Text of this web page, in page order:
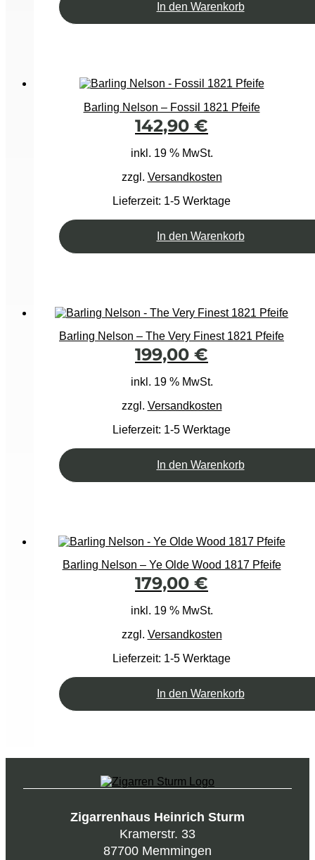
In den Warenkorb
Barling Nelson – Fossil 1821 Pfeife
142,90 €
inkl. 19 % MwSt.
zzgl. Versandkosten
Lieferzeit: 1-5 Werktage
In den Warenkorb
Barling Nelson – The Very Finest 1821 Pfeife
199,00 €
inkl. 19 % MwSt.
zzgl. Versandkosten
Lieferzeit: 1-5 Werktage
In den Warenkorb
Barling Nelson – Ye Olde Wood 1817 Pfeife
179,00 €
inkl. 19 % MwSt.
zzgl. Versandkosten
Lieferzeit: 1-5 Werktage
In den Warenkorb
Zigarrenhaus Heinrich Sturm
Kramerstr. 33
87700 Memmingen